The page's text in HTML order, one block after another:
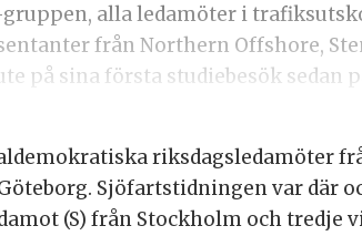
alla ledamöter i
från Northern Offshore,
på sina första studiebesök sedan
riksdagsledamöter
Sjöfartstidningen var där
(S) från Stockholm och tredje